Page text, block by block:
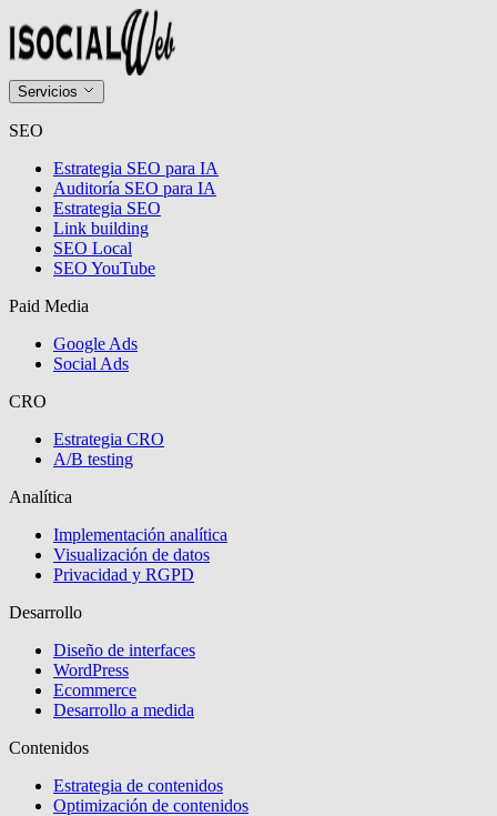
Servicios
SEO
Estrategia SEO para IA
Auditoría SEO para IA
Estrategia SEO
Link building
SEO Local
SEO YouTube
Paid Media
Google Ads
Social Ads
CRO
Estrategia CRO
A/B testing
Analítica
Implementación analítica
Visualización de datos
Privacidad y RGPD
Desarrollo
Diseño de interfaces
WordPress
Ecommerce
Desarrollo a medida
Contenidos
Estrategia de contenidos
Optimización de contenidos